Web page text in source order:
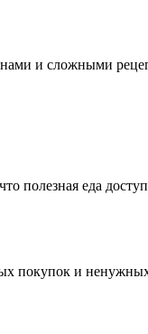
и сложными
еда
покупок и